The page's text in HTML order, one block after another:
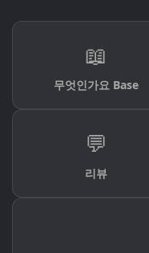
📖
무엇인가요 Base
💬
리뷰